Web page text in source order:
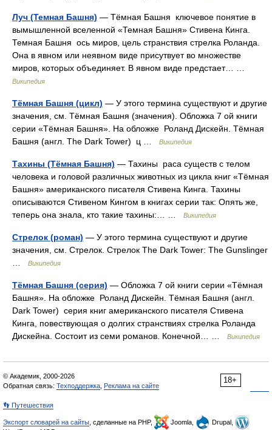
Луч (Темная Башня) — Тёмная Башня ключевое понятие в
вымышленной вселенной «Темная Башня» Стивена Кинга.
Темная Башня ось миров, цель странствия стрелка Роланда.
Она в явном или неявном виде присутвует во множестве
миров, которых объединяет. В явном виде предстает… …
Википедия
Тёмная Башня (цикл) — У этого термина существуют и другие
значения, см. Тёмная Башня (значения). Обложка 7 ой книги
серии «Тёмная Башня». На обложке Роланд Дискейн. Тёмная
Башня (англ. The Dark Tower) ц …
Википедия
Тахины (Тёмная Башня) — Тахины раса существ с телом
человека и головой различных животных из цикла книг «Тёмная
Башня» американского писателя Стивена Кинга. Тахины
описываются Стивеном Кингом в книгах серии так: Опять же,
теперь она знала, кто такие тахины:… …
Википедия
Стрелок (роман) — У этого термина существуют и другие
значения, см. Стрелок. Стрелок The Dark Tower: The Gunslinger
Википедия
Тёмная Башня (серия) — Обложка 7 ой книги серии «Тёмная
Башня». На обложке Роланд Дискейн. Тёмная Башня (англ.
Dark Tower) серия книг американского писателя Стивена
Кинга, повествующая о долгих странствиях стрелка Роланда
Дискейна. Состоит из семи романов. Конечной… …
Википедия
18+
© Академик, 2000-2026
Обратная связь: Техподдержка Реклама на сайте
👣 Путешествия
Экспорт словарей на сайты , сделанные на PHP, Joomla,
Drupal,